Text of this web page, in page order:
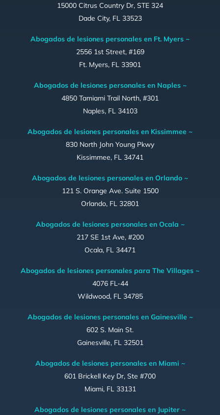
15000 Citrus Country Dr, STE 324
Dade City, FL 33523
Abogados de lesiones personales en Ft. Myers ~
2556 1st Street, #169
Ft. Myers, FL 33901
Abogados de lesiones personales en Naples ~
4850 Tamiami Trail North, #301
Naples, FL 34103
Abogados de lesiones personales en Kissimmee ~
830 North John Young Pkwy
Kissimmee, FL 34741
Abogados de lesiones personales en Orlando ~
121 S. Orange Ave. Suite 1500
Orlando, FL 32801
Abogados de lesiones personales en Ocala ~
217 SE 1st Ave, #200
Ocala, FL 34471
Abogados de lesiones personales para The Villages ~
4076 FL-44
Wildwood, FL 34785
Abogados de lesiones personales en Gainesville ~
602 S. Main St.
Gainesville, FL 32501
Abogados de lesiones personales en Miami ~
601 Brickell Key Dr, Ste #700
Miami, FL 33131
Abogados de lesiones personales en Jupiter ~